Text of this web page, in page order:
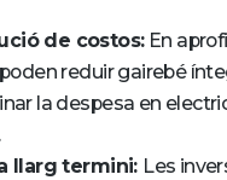
de costos:En
poden reduir gairebé
la despesa en
llarg termini: Les